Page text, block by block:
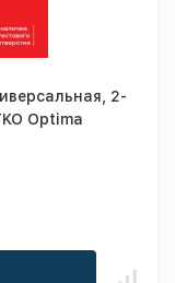
2-
Optima